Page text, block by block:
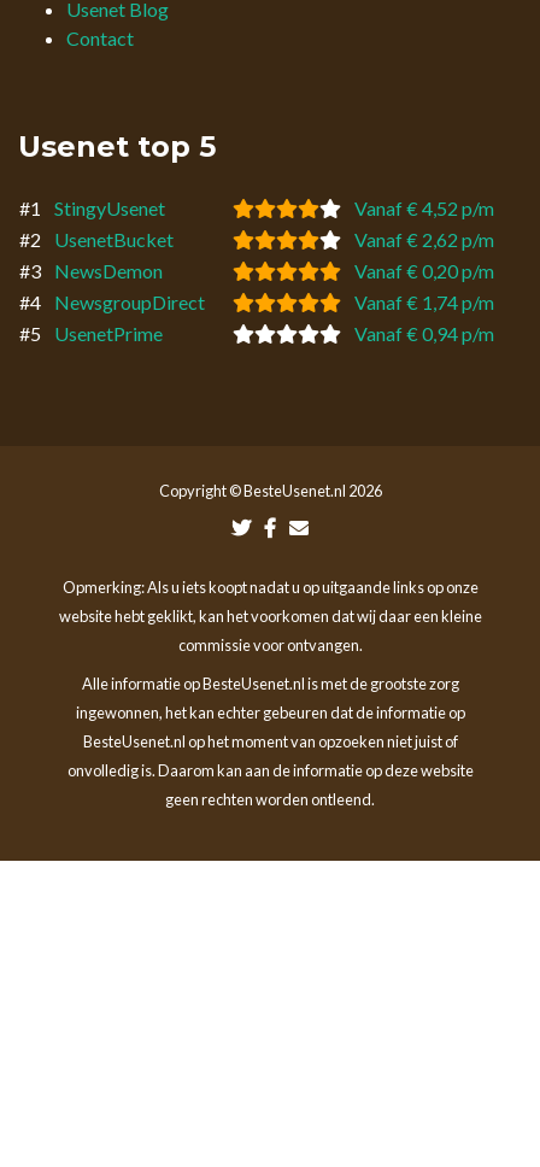
Usenet Blog
Contact
Usenet top 5
#1 StingyUsenet
Vanaf € 4,52 p/m
#2
UsenetBucket
Vanaf € 2,62 p/m
#3
NewsDemon
Vanaf € 0,20 p/m
#4
NewsgroupDirect
Vanaf € 1,74 p/m
#5
UsenetPrime Vanaf € 0,94 p/m
Copyright © BesteUsenet.nl 2026
Opmerking: Als u iets koopt nadat u op uitgaande links op onze
website hebt geklikt, kan het voorkomen dat wij daar een kleine
commissie voor ontvangen.
Alle informatie op BesteUsenet.nl is met de grootste zorg
ingewonnen, het kan echter gebeuren dat de informatie op
BesteUsenet.nl op het moment van opzoeken niet juist of
onvolledig is. Daarom kan aan de informatie op deze website
geen rechten worden ontleend.